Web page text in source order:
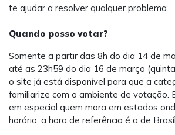
te ajudar a resolver qualquer problema.
Quando posso votar?
Somente a partir das 8h do dia 14 de
até as 23h59 do dia 16 de março
o site já está disponível para que a
familiarize com o ambiente de votação.
em especial quem mora em estados
horário: a hora de referência é a de